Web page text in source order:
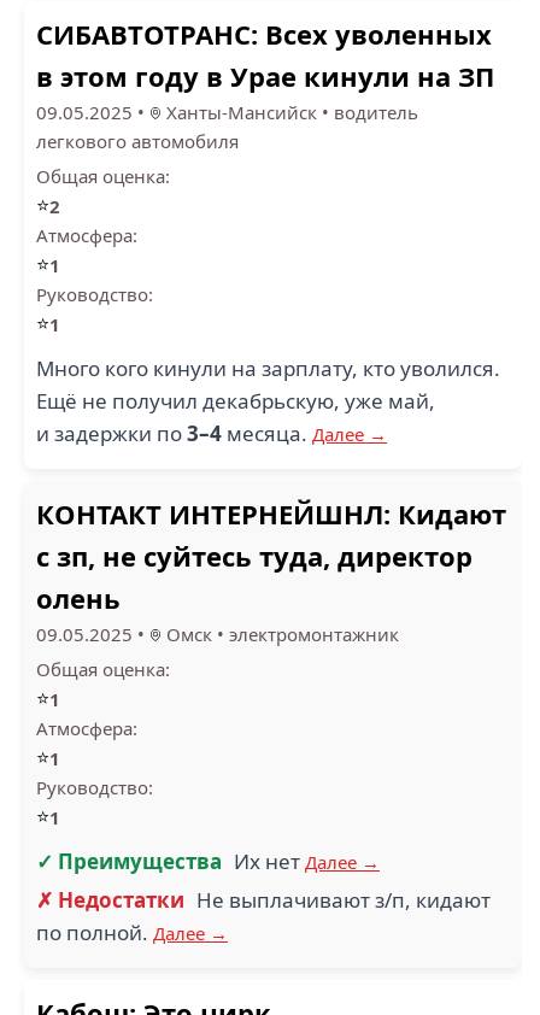
СИБАВТОТРАНС: Всех уволенных
в этом году в Урае кинули на ЗП
09.05.2025 • Ханты-Мансийск • водитель
легкового автомобиля
Общая оценка:
⭐2
Атмосфера:
⭐1
Руководство:
⭐1
Много кого кинули на зарплату, кто уволился.
Ещё не получил декабрьскую, уже май,
и задержки по3–4 месяца. Далее →
КОНТАКТ ИНТЕРНЕЙШНЛ: Кидают
с зп, не суйтесь туда, директор
олень
09.05.2025 • Омск • электромонтажник
Общая оценка:
⭐1
Атмосфера:
⭐1
Руководство:
⭐1
✓ Преимущества Их нет Далее →
✗ Недостатки Не выплачивают з/п, кидают
по полной. Далее →